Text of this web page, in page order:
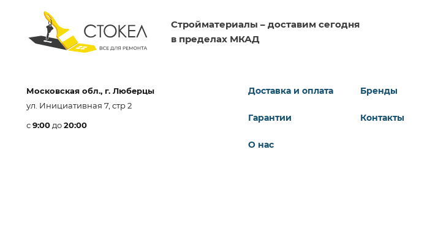
Стройматериалы – доставим сегодня
в пределах МКАД
Московская обл., г. Люберцы
ул. Инициативная 7, стр 2
с9:00 до20:00
Доставка и оплата
Гарантии
О нас
Бренды
Контакты